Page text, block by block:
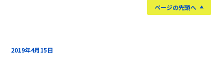
ページの先頭へ
2019年4月15日